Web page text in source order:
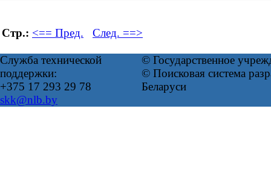
Стр.: <== Пред. След. ==>
Служба технической
поддержки:
+375 17 293 29 78
skk@nlb.by
© Государственное
© Поисковая система
Беларуси